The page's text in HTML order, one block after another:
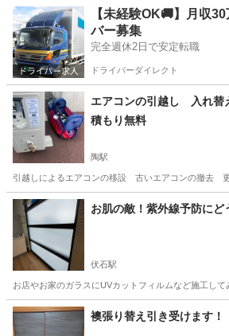
香川 高松市 元山駅 その他 個人事業
【未経験OK🚚】月収
バー募集
完全週休2日で安定転職
ドライバーダイレクト
エアコンの引越し 入れ
積もり無料
陶駅
引越しによるエアコンの移設 古いエアコンの撤去
香川 綾歌郡 陶駅 電気工事 無料
お肌の敵！紫外線予防にど
伏石駅
お店やお家のガラスにUVカットフィルムなど施工し
香川 高松市 伏石駅 その他
襖張り替え引き受けます！